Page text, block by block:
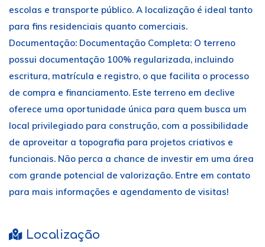
escolas e transporte público. A localização é ideal tanto
para fins residenciais quanto comerciais.
Documentação: Documentação Completa: O terreno
possui documentação 100% regularizada, incluindo
escritura, matrícula e registro, o que facilita o processo
de compra e financiamento. Este terreno em declive
oferece uma oportunidade única para quem busca um
local privilegiado para construção, com a possibilidade
de aproveitar a topografia para projetos criativos e
funcionais. Não perca a chance de investir em uma área
com grande potencial de valorização. Entre em contato
para mais informações e agendamento de visitas!
Localização